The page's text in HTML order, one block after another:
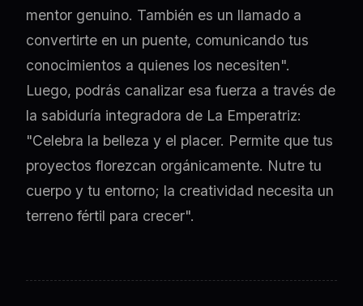
mentor genuino. También es un llamado a
convertirte en un puente, comunicando tus
conocimientos a quienes los necesiten".
Luego, podrás canalizar esa fuerza a través de
la sabiduría integradora de La Emperatriz:
"Celebra la belleza y el placer. Permite que tus
proyectos florezcan orgánicamente. Nutre tu
cuerpo y tu entorno; la creatividad necesita un
terreno fértil para crecer".